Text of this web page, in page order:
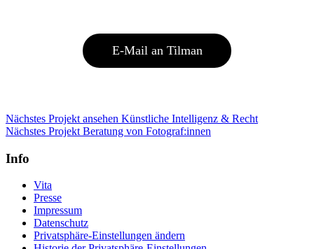
E-Mail an Tilman
Beitragsnavigation
Nächstes Projekt ansehen vorheriges
Projekt
Künstliche Intelligenz & Recht
Nächstes Projekt Nächstes
Beratung von Fotograf:innen
Info
Vita
Presse
Impressum
Datenschutz
Privatsphäre-Einstellungen ändern